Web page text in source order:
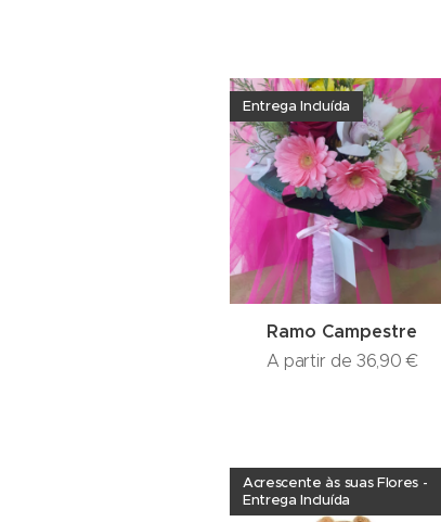
Ramo Campestre
Entrega Incluída
A partir de 36,90 €
Acrescente às suas Flores -
Entrega Incluída